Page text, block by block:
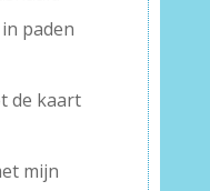
paden
de kaart
mijn